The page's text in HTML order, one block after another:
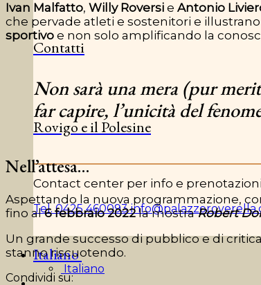
Contatti
Rovigo e il Polesine
Contact center per info e
Tel. 0425 460093
Italiano
Italiano
Ivan Malfatto, Willy Roversi e Antonio
che pervade atleti e sostenitori e illustrano
sportivo e non solo amplificando la
Non sarà una mera (pur
far capire, l’unicità del
Nell’attesa…
Aspettando la nuova programmazione,
fino al6 febbraio 2022la mostraRobert
Un grande successo di pubblico e di
stanno riscuotendo.
Condividi su: